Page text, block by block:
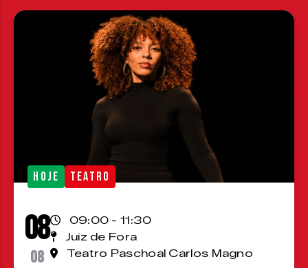
HOJE TEATRO
08
08
09:00 - 11:30
Juiz de Fora
Teatro Paschoal Carlos Magno